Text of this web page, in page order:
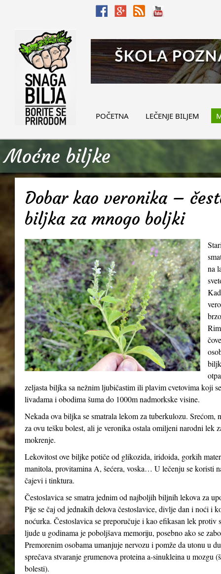
POČETNA LEČENJE BILJEM
Moćne biljke
Dobar kao veronika –
biljka za mnogo boljki
na
zeljasta biljka sa nežnim ljubičastim ili plavim cvetovima koji
livadama i obodima šuma do 1000m nadmorkske visine.
Nekada ova biljka se smatrala lekom za tuberkulozu.
za ovu tešku bolest, ali je veronika ostala omiljeni narodni lek
mokrenje.
Lekovitost ove biljke potiče od glikozida, iridoida, gorkih
manitola, provitamina A, šećera, voska… U lečenju se koristi
čajevi i tinktura.
Čestoslavica se smatra jednim od najboljih biljnih lekova za
Pije se čaj od jednakih delova čestoslavice, divlje dan i noći i
noćurka. Čestoslavica se preporučuje i kao efikasan lek
ljude u godinama je poboljšava memoriju, posebno ako se
Premorenim osobama umanjuje nervozu i pomže da utonu u
sprečava stvaranje grumenova proteina a-sinukleina u mozgu
bolesti).